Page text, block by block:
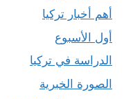
أهم أخبار تركيا
أول الأسبوع
الدراسة في تركيا
الصورة الخبرية